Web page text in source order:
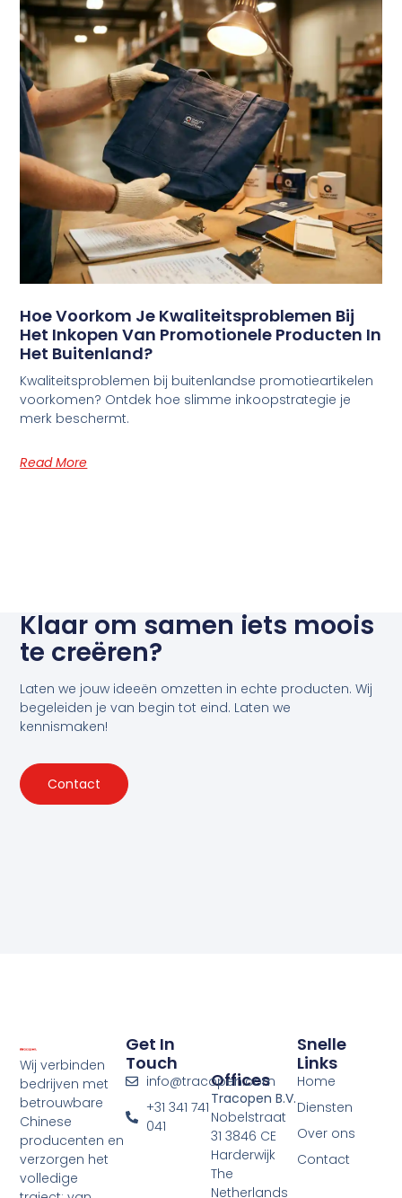
Hoe Voorkom Je Kwaliteitsproblemen Bij
Het Inkopen Van Promotionele Producten In
Het Buitenland?
Kwaliteitsproblemen bij buitenlandse promotieartikelen
voorkomen? Ontdek hoe slimme inkoopstrategie je
merk beschermt.
Read More
Klaar om samen iets moois
te creëren?
Laten we jouw ideeën omzetten in echte producten. Wij
begeleiden je van begin tot eind. Laten we
kennismaken!
Contact
Wij verbinden
bedrijven met
betrouwbare
Chinese
producenten en
verzorgen het
volledige
Snelle
Links
Home
Diensten
Over ons
Contact
Offices
Tracopen B.V.
Nobelstraat
31 3846 CE
Harderwijk
The
Netherlands
Get In
Touch
info@tracopen.com
+31 341 741
041